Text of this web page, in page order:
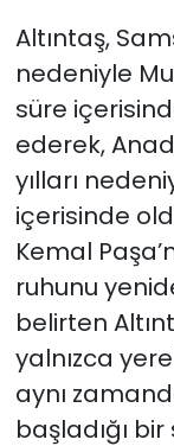
Altıntaş,
nedeniyle
süre
ederek,
yılları
içerisinde
Kemal
ruhunu
belirten
yalnızca
aynı
başladığı